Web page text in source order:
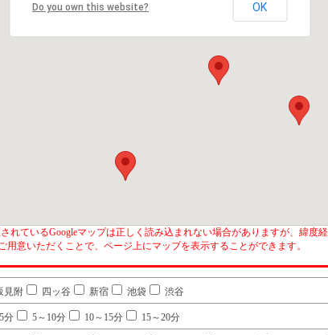
Do you own this website? OK
れているGoogleマップは正しく読み込まれない場合がありますが、緯度
用意いただくことで、ページ上にマップを表示することができます。
見附 四ッ谷 新宿 池袋 渋谷
分 5～10分 10～15分 15～20分